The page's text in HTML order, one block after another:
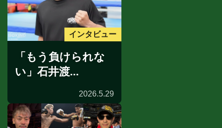
インタビュー
「もう負けられな
い」石井渡...
2026.5.29